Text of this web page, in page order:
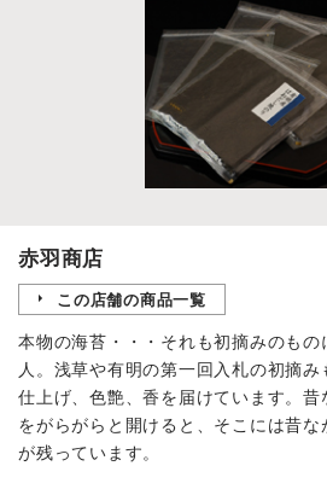
赤羽商店
この店舗の商品一覧
本物の海苔・・・それも初摘みのも
人。浅草や有明の第一回入札の初摘
仕上げ、色艶、香を届けています。昔
をがらがらと開けると、そこには昔
が残っています。